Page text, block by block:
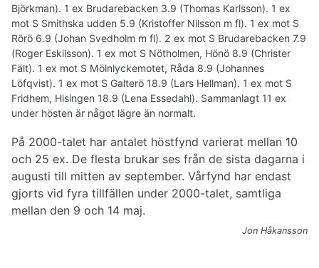
Björkman). 1 ex Brudarebacken 3.9 (Thomas Karlsson). 1 ex
mot S Smithska udden 5.9 (Kristoffer Nilsson m fl). 1 ex mot S
Rörö 6.9 (Johan Svedholm m fl). 2 ex mot S Brudarebacken 7.9
(Roger Eskilsson). 1 ex mot S Nötholmen, Hönö 8.9 (Christer
Fält). 1 ex mot S Mölnlyckemotet, Råda 8.9 (Johannes
Löfqvist). 1 ex mot S Galterö 18.9 (Lars Hellman). 1 ex mot S
Fridhem, Hisingen 18.9 (Lena Essedahl). Sammanlagt 11 ex
under hösten är något lägre än normalt.
På 2000-talet har antalet höstfynd varierat mellan 10
och 25 ex. De flesta brukar ses från de sista dagarna i
augusti till mitten av september. Vårfynd har endast
gjorts vid fyra tillfällen under 2000-talet, samtliga
mellan den 9 och 14 maj.
Jon Håkansson